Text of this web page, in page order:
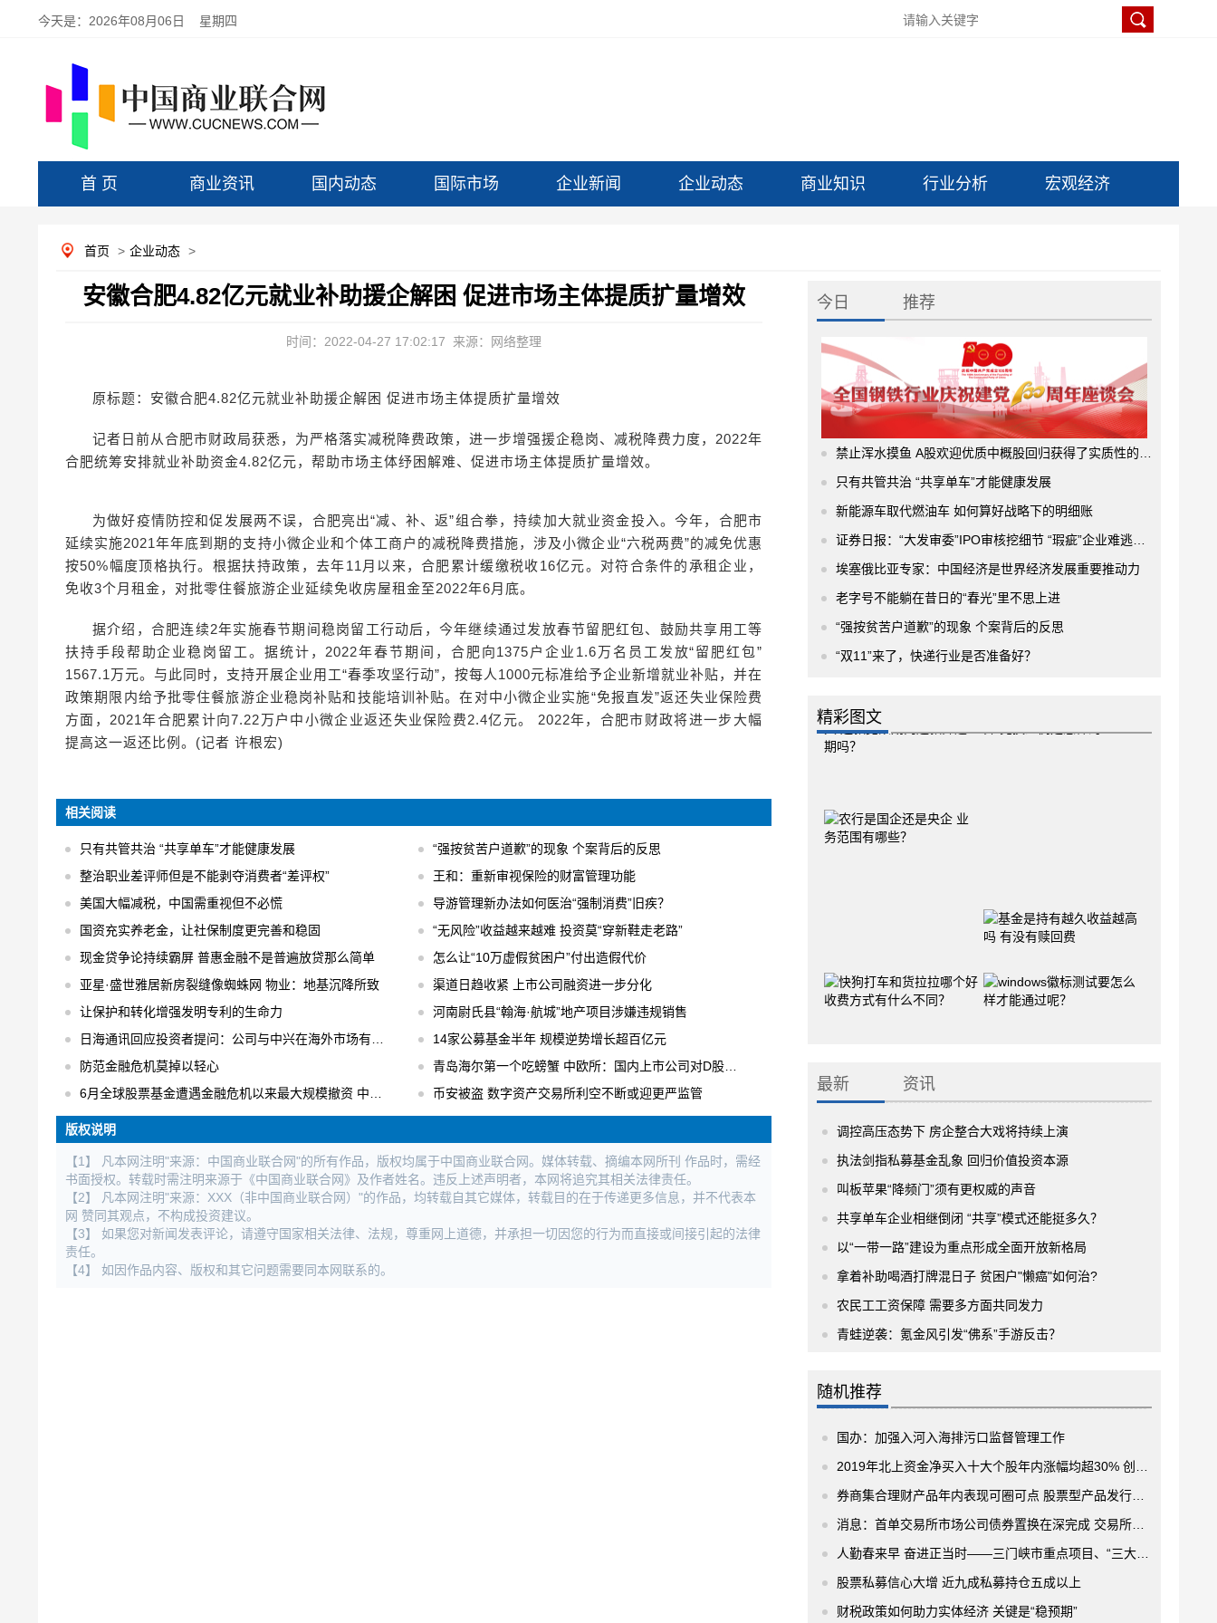
今天是： 2026年08月06日 星期四
首 页 商业资讯 国内动态 国际市场 企业新闻 企业动态 商业知识 行业分析 宏观经济
首页 > 企业动态 >
安徽合肥4.82亿元就业补助援企解困 促进市场主体提质扩量增效
时间：2022-04-27 17:02:17 来源：网络整理
原标题：安徽合肥4.82亿元就业补助援企解困 促进市场主体提质扩量增效
记者日前从合肥市财政局获悉，为严格落实减税降费政策，进一步增强援企稳岗、减税降费力度，2022年
合肥统筹安排就业补助资金4.82亿元，帮助市场主体纾困解难、促进市场主体提质扩量增效。
为做好疫情防控和促发展两不误，合肥亮出“减、补、返”组合拳，持续加大就业资金投入。今年，合肥市
延续实施2021年年底到期的支持小微企业和个体工商户的减税降费措施，涉及小微企业“六税两费”的减免优惠
按50%幅度顶格执行。根据扶持政策，去年11月以来，合肥累计缓缴税收16亿元。对符合条件的承租企业，
免收3个月租金，对批零住餐旅游企业延续免收房屋租金至2022年6月底。
据介绍，合肥连续2年实施春节期间稳岗留工行动后，今年继续通过发放春节留肥红包、鼓励共享用工等
扶持手段帮助企业稳岗留工。据统计，2022年春节期间，合肥向1375户企业1.6万名员工发放“留肥红包”
1567.1万元。与此同时，支持开展企业用工“春季攻坚行动”，按每人1000元标准给予企业新增就业补贴，并在
政策期限内给予批零住餐旅游企业稳岗补贴和技能培训补贴。在对中小微企业实施“免报直发”返还失业保险费
方面，2021年合肥累计向7.22万户中小微企业返还失业保险费2.4亿元。 2022年，合肥市财政将进一步大幅
提高这一返还比例。(记者 许根宏)
相关阅读
只有共管共治 “共享单车”才能健康发展
“强按贫苦户道歉”的现象 个案背后的反思
整治职业差评师但是不能剥夺消费者“差评权”
王和：重新审视保险的财富管理功能
美国大幅减税，中国需重视但不必慌
导游管理新办法如何医治“强制消费”旧疾？
国资充实养老金，让社保制度更完善和稳固
“无风险”收益越来越难 投资莫“穿新鞋走老路”
现金贷争论持续霸屏 普惠金融不是普遍放贷那么简单
怎么让“10万虚假贫困户”付出造假代价
亚星·盛世雅居新房裂缝像蜘蛛网 物业：地基沉降所致
渠道日趋收紧 上市公司融资进一步分化
让保护和转化增强发明专利的生命力
河南尉氏县“翰海·航城”地产项目涉嫌违规销售
日海通讯回应投资者提问：公司与中兴在海外市场有合作
14家公募基金半年 规模逆势增长超百亿元
防范金融危机莫掉以轻心
青岛海尔第一个吃螃蟹 中欧所：国内上市公司对D股关注度逐步升温
6月全球股票基金遭遇金融危机以来最大规模撤资 中国不减反增
币安被盗 数字资产交易所利空不断或迎更严监管
版权说明
【1】 凡本网注明"来源：中国商业联合网"的所有作品，版权均属于中国商业联合网。媒体转载、摘编本网所刊 作品时，需经
书面授权。转载时需注明来源于《中国商业联合网》及作者姓名。违反上述声明者，本网将追究其相关法律责任。
【2】 凡本网注明"来源：XXX（非中国商业联合网）"的作品，均转载自其它媒体，转载目的在于传递更多信息，并不代表本
网 赞同其观点，不构成投资建议。
【3】 如果您对新闻发表评论，请遵守国家相关法律、法规，尊重网上道德，并承担一切因您的行为而直接或间接引起的法律
责任。
【4】 如因作品内容、版权和其它问题需要同本网联系的。
今日 推荐
禁止浑水摸鱼 A股欢迎优质中概股回归获得了实质性的进展
只有共管共治 “共享单车”才能健康发展
新能源车取代燃油车 如何算好战略下的明细账
证券日报：“大发审委”IPO审核挖细节 “瑕疵”企业难逃法眼
埃塞俄比亚专家：中国经济是世界经济发展重要推动力
老字号不能躺在昔日的“春光”里不思上进
“强按贫苦户道歉”的现象 个案背后的反思
“双11”来了，快递行业是否准备好？
精彩图文
最新 资讯
调控高压态势下 房企整合大戏将持续上演
执法剑指私募基金乱象 回归价值投资本源
叫板苹果“降频门”须有更权威的声音
共享单车企业相继倒闭 “共享”模式还能挺多久？
以“一带一路”建设为重点形成全面开放新格局
拿着补助喝酒打牌混日子 贫困户"懒癌"如何治?
农民工工资保障 需要多方面共同发力
青蛙逆袭：氪金风引发“佛系”手游反击？
随机推荐
国办：加强入河入海排污口监督管理工作
2019年北上资金净买入十大个股年内涨幅均超30% 创新高
券商集合理财产品年内表现可圈可点 股票型产品发行数量超去年同期
消息：首单交易所市场公司债券置换在深完成 交易所市场债务管理制度体系不断完善
人勤春来早 奋进正当时——三门峡市重点项目、“三大改造”项目观摩活动综述
股票私募信心大增 近九成私募持仓五成以上
财税政策如何助力实体经济 关键是“稳预期”